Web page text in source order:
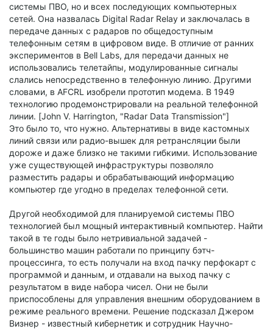
системы ПВО, но и всех последующих компьютерных
сетей. Она назвалась Digital Radar Relay и заключалась в
передаче данных с радаров по общедоступным
телефонным сетям в цифровом виде. В отличие от ранних
экспериментов в Bell Labs, для передачи данных не
использовались телетайпы, модулированные сигналы
слались непосредственно в телефонную линию. Другими
словами, в AFCRL изобрели прототип модема. В 1949
технологию продемонстрировали на реальной телефонной
линии. [John V. Harrington, "Radar Data Transmission"]
Это было то, что нужно. Альтернативы в виде кастомных
линий связи или радио-вышек для ретрансляции были
дороже и даже близко не такими гибкими. Использование
уже существующей инфраструктуры позволяло
разместить радары и обрабатывающий информацию
компьютер где угодно в пределах телефонной сети.
Другой необходимой для планируемой системы ПВО
технологией был мощный интерактивный компьютер. Найти
такой в те годы было нетривиальной задачей -
большинство машин работали по принципу бэтч-
процессинга, то есть получали на вход пачку перфокарт с
программой и данным, и отдавали на выход пачку с
результатом в виде набора чисел. Они не были
приспособлены для управления внешним оборудованием в
режиме реального времени. Решение подсказал Джером
Визнер - известный кибернетик и сотрудник Научно-